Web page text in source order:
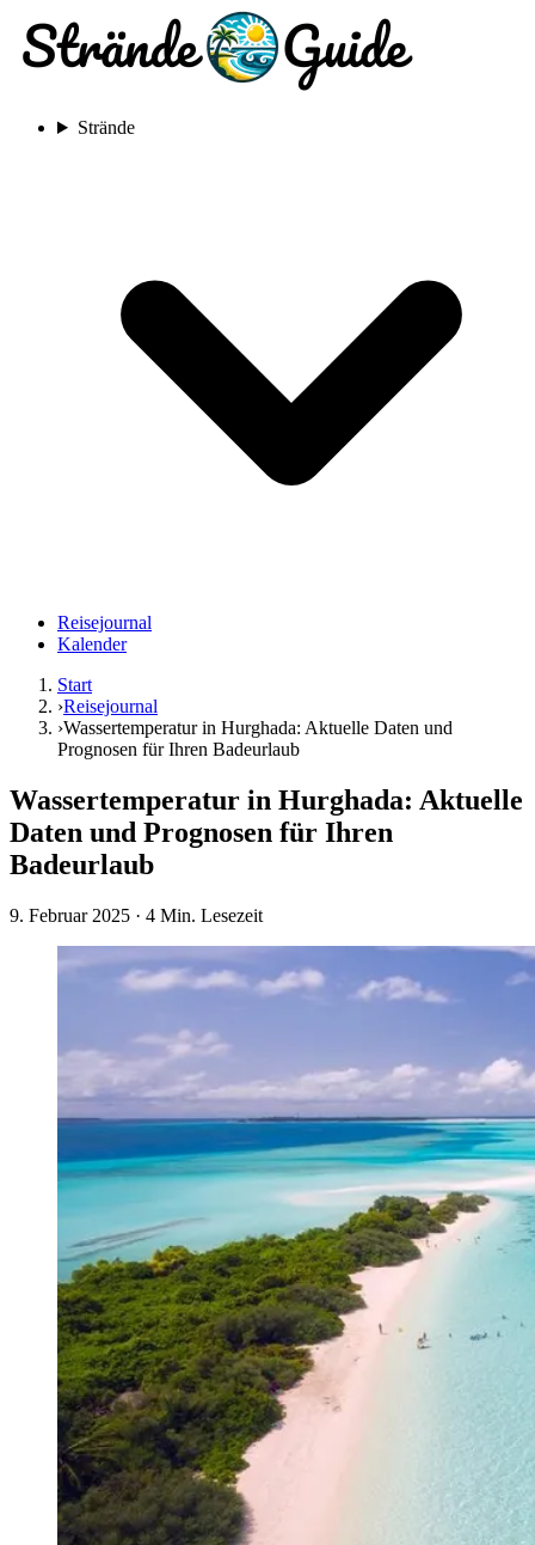
Strände
Reisejournal
Kalender
Start
›Reisejournal
›Wassertemperatur in Hurghada: Aktuelle Daten und
Prognosen für Ihren Badeurlaub
Wassertemperatur in Hurghada: Aktuelle
Daten und Prognosen für Ihren
Badeurlaub
9. Februar 2025 · 4 Min. Lesezeit